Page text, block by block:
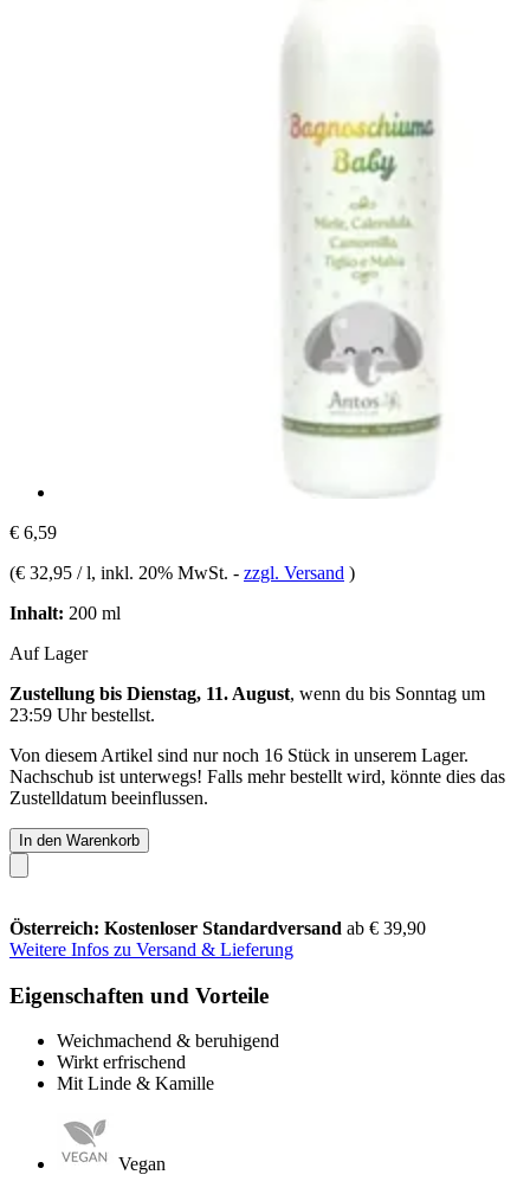
€ 6,59
(€ 32,95 / l, inkl. 20% MwSt. - zzgl. Versand )
Inhalt: 200 ml
Auf Lager
Zustellung bis Dienstag, 11. August, wenn du bis Sonntag um
23:59 Uhrbestellst.
Von diesem Artikel sind nur noch 16 Stück in unserem Lager.
Nachschub ist unterwegs! Falls mehr bestellt wird, könnte dies das
Zustelldatum beeinflussen.
In den Warenkorb
Österreich: Kostenloser Standardversand ab € 39,90
Weitere Infos zu Versand & Lieferung
Eigenschaften und Vorteile
Weichmachend & beruhigend
Wirkt erfrischend
Mit Linde & Kamille
Vegan